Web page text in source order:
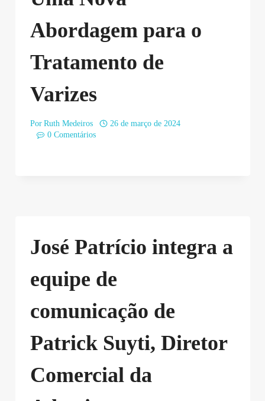
Abordagem para o
Tratamento de
Varizes
Por Ruth Medeiros
26 de março de 2024
0 Comentários
José Patrício integra a
equipe de
comunicação de
Patrick Suyti, Diretor
Comercial da